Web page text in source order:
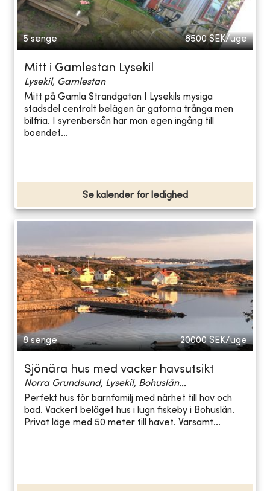
5 senge 8500 SEK/uge
Mitt i Gamlestan Lysekil
Lysekil, Gamlestan
Mitt på Gamla Strandgatan I Lysekils mysiga
stadsdel centralt belägen är gatorna trånga men
bilfria. I syrenbersån har man egen ingång till
boendet...
Se kalender for ledighed
8 senge 20000 SEK/uge
Sjönära hus med vacker havsutsikt
Norra Grundsund, Lysekil, Bohuslän...
Perfekt hus för barnfamilj med närhet till hav och
bad. Vackert beläget hus i lugn fiskeby i Bohuslän.
Privat läge med 50 meter till havet. Varsamt...